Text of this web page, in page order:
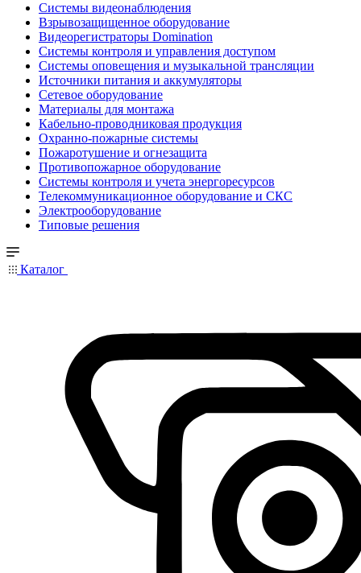
Системы видеонаблюдения
Взрывозащищенное оборудование
Видеорегистраторы Domination
Системы контроля и управления доступом
Системы оповещения и музыкальной трансляции
Источники питания и аккумуляторы
Сетевое оборудование
Материалы для монтажа
Кабельно-проводниковая продукция
Охранно-пожарные системы
Пожаротушение и огнезащита
Противопожарное оборудование
Системы контроля и учета энергоресурсов
Телекоммуникационное оборудование и СКС
Электрооборудование
Типовые решения
Каталог